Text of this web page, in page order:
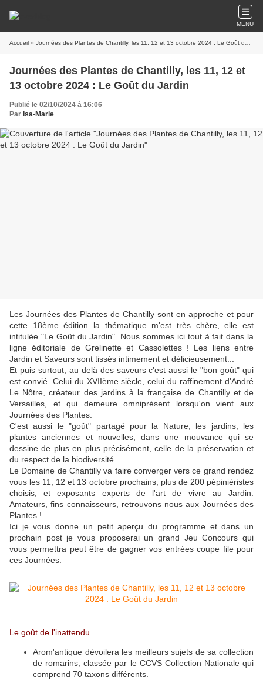
MENU
Accueil » Journées des Plantes de Chantilly, les 11, 12 et 13 octobre 2024 : Le Goût du Jardin
Journées des Plantes de Chantilly, les 11, 12 et
13 octobre 2024 : Le Goût du Jardin
Publié le 02/10/2024 à 16:06
Par Isa-Marie
Les Journées des Plantes de Chantilly sont en approche et pour
cette 18ème édition la thématique m'est très chère, elle est
intitulée "Le Goût du Jardin". Nous sommes ici tout à fait dans la
ligne éditoriale de Grelinette et Cassolettes ! Les liens entre
Jardin et Saveurs sont tissés intimement et délicieusement...
Et puis surtout, au delà des saveurs c'est aussi le "bon goût" qui
est convié. Celui du XVIIème siècle, celui du raffinement d'André
Le Nôtre, créateur des jardins à la française de Chantilly et de
Versailles, et qui demeure omniprésent lorsqu'on vient aux
Journées des Plantes.
C'est aussi le "goût" partagé pour la Nature, les jardins, les
plantes anciennes et nouvelles, dans une mouvance qui se
dessine de plus en plus précisément, celle de la préservation et
du respect de la biodiversité.
Le Domaine de Chantilly va faire converger vers ce grand rendez
vous les 11, 12 et 13 octobre prochains, plus de 200 pépiniéristes
choisis, et exposants experts de l'art de vivre au Jardin.
Amateurs, fins connaisseurs, retrouvons nous aux Journées des
Plantes !
Ici je vous donne un petit aperçu du programme et dans un
prochain post je vous proposerai un grand Jeu Concours qui
vous permettra peut être de gagner vos entrées coupe file pour
ces Journées.
Le goût de l'inattendu
Arom'antique dévoilera les meilleurs sujets de sa collection
de romarins, classée par le CCVS Collection Nationale qui
comprend 70 taxons différents.